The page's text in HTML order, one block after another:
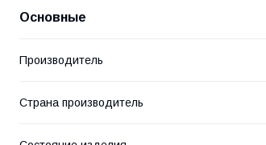
Основные
Производитель
Страна производитель